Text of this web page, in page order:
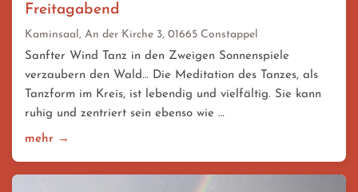
Freitagabend
Kaminsaal, An der Kirche 3, 01665 Constappel
Sanfter Wind Tanz in den Zweigen Sonnenspiele
verzaubern den Wald… Die Meditation des Tanzes, als
Tanzform im Kreis, ist lebendig und vielfältig. Sie kann
ruhig und zentriert sein ebenso wie …
mehr →